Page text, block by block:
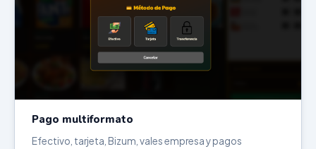
Pago multiformato
Efectivo, tarjeta, Bizum, vales empresa y pagos